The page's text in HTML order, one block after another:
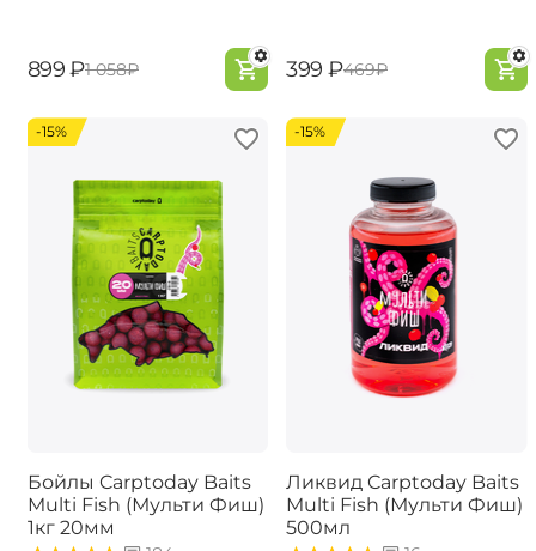
‍899‍ ₽‍1 058‍₽ ‍399‍ ₽‍469‍₽
-15%
Бойлы Carptoday Baits
Multi Fish (Мульти Фиш)
1кг 20мм
-15%
Ликвид Carptoday Baits
Multi Fish (Мульти Фиш)
500мл